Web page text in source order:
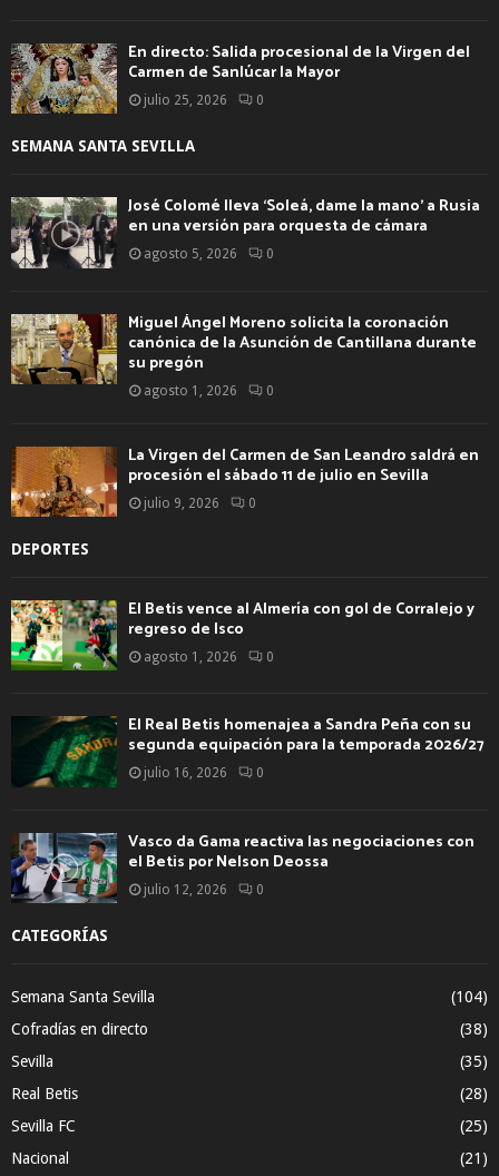
En directo: Salida procesional de la Virgen del
Carmen de Sanlúcar la Mayor
julio 25, 2026 0
SEMANA SANTA SEVILLA
José Colomé lleva ‘Soleá, dame la mano’ a Rusia
en una versión para orquesta de cámara
agosto 5, 2026 0
Miguel Ángel Moreno solicita la coronación
canónica de la Asunción de Cantillana durante
su pregón
agosto 1, 2026 0
La Virgen del Carmen de San Leandro saldrá en
procesión el sábado 11 de julio en Sevilla
julio 9, 2026 0
DEPORTES
El Betis vence al Almería con gol de Corralejo y
regreso de Isco
agosto 1, 2026 0
El Real Betis homenajea a Sandra Peña con su
segunda equipación para la temporada 2026/27
julio 16, 2026 0
Vasco da Gama reactiva las negociaciones con
el Betis por Nelson Deossa
julio 12, 2026 0
CATEGORÍAS
Semana Santa Sevilla
(104)
Cofradías en directo
(38)
Sevilla
(35)
Real Betis
(28)
Sevilla FC
(25)
Nacional
(21)